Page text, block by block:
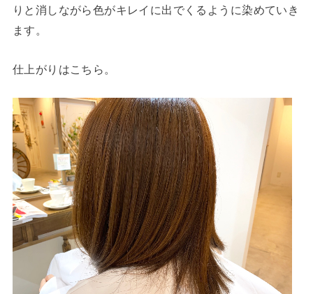
りと消しながら色がキレイに出でくるように染めていき
ます。
仕上がりはこちら。